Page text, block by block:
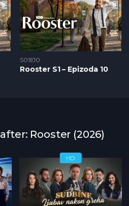
S01E10
Rooster S1 – Epizoda 10
Rooster (2026)
HD